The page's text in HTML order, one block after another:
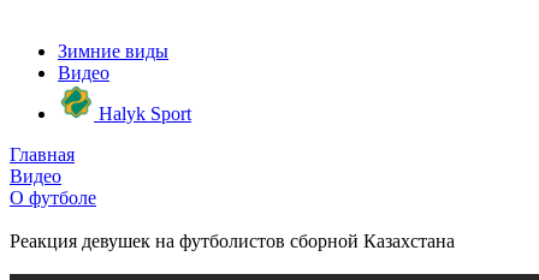
Зимние виды
Видео
Halyk Sport
Главная
Видео
О футболе
Реакция девушек на футболистов сборной Казахстана